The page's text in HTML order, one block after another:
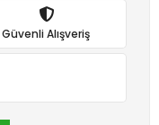
Güvenli Alışveriş